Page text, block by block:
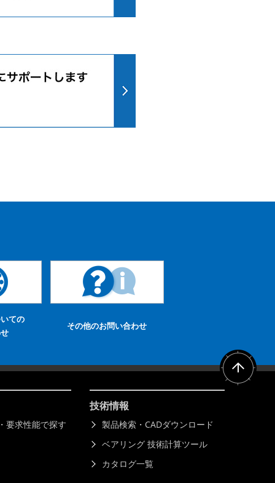
ての
その他のお問い合わせ
要求性能で探す
技術情報
製品検索・CADダウンロード
ベアリング 技術計算ツール
カタログ一覧